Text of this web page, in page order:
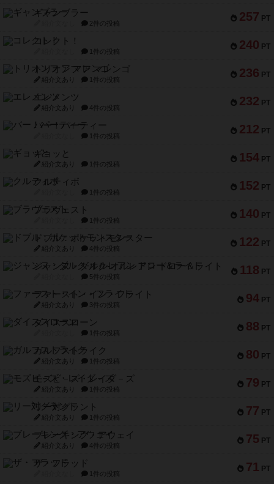
257 PT
ギャンブラー
2件の投稿
240 PT
コレクト！
1件の投稿
236 PT
トリオンフ ア マレンゴ
紹介文あり 1件の投稿
232 PT
エレメンツ
紹介文あり 4件の投稿
212 PT
バー！パーティー
1件の投稿
154 PT
ギョッと
紹介文あり 1件の投稿
152 PT
クルティボ
1件の投稿
140 PT
ブラヴェスト
1件の投稿
122 PT
ドブル：ポケットモンスター
紹介文あり 4件の投稿
118 PT
ジャンヌ・ダルク-オルレアン ドロー＆ライト
5件の投稿
94 PT
ファースト・イン・フライト
紹介文あり 3件の投稿
88 PT
ダイススローン
1件の投稿
80 PT
ガルフストライク
紹介文あり 1件の投稿
79 PT
モズビ－ズ・レイダ－ズ
紹介文あり 1件の投稿
77 PT
リー対グラント
紹介文あり 1件の投稿
75 PT
ブレーキング・アウェイ
紹介文あり 4件の投稿
71 PT
ザ・フラッド
1件の投稿